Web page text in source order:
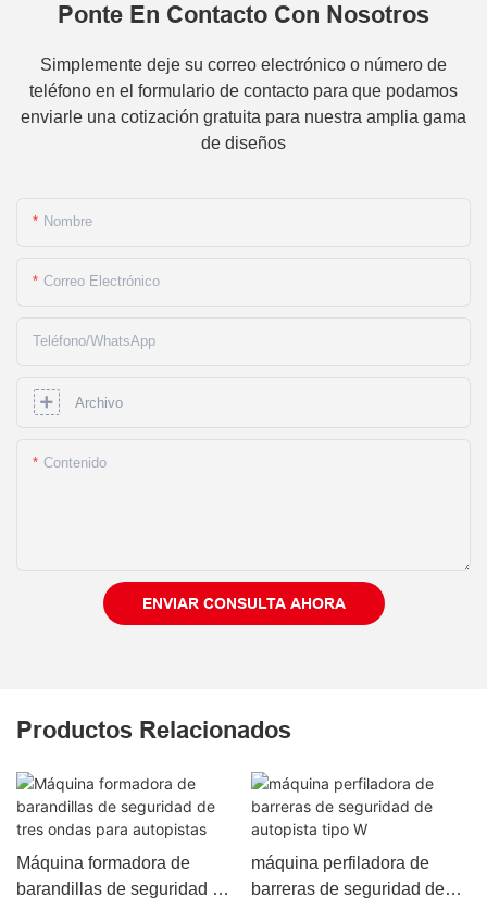
Ponte En Contacto Con Nosotros
Simplemente deje su correo electrónico o número de
teléfono en el formulario de contacto para que podamos
enviarle una cotización gratuita para nuestra amplia gama
de diseños
Nombre
Correo Electrónico
Teléfono/WhatsApp
Archivo
Contenido
ENVIAR CONSULTA AHORA
Productos Relacionados
Máquina formadora de
barandillas de seguridad de
máquina perfiladora de
barreras de seguridad de